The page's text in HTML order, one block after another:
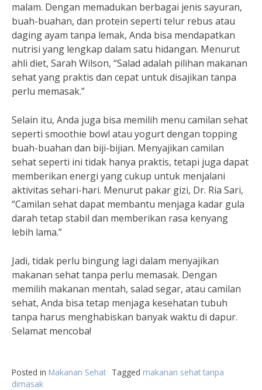
malam. Dengan memadukan berbagai jenis sayuran,
buah-buahan, dan protein seperti telur rebus atau
daging ayam tanpa lemak, Anda bisa mendapatkan
nutrisi yang lengkap dalam satu hidangan. Menurut
ahli diet, Sarah Wilson, “Salad adalah pilihan makanan
sehat yang praktis dan cepat untuk disajikan tanpa
perlu memasak.”
Selain itu, Anda juga bisa memilih menu camilan sehat
seperti smoothie bowl atau yogurt dengan topping
buah-buahan dan biji-bijian. Menyajikan camilan
sehat seperti ini tidak hanya praktis, tetapi juga dapat
memberikan energi yang cukup untuk menjalani
aktivitas sehari-hari. Menurut pakar gizi, Dr. Ria Sari,
“Camilan sehat dapat membantu menjaga kadar gula
darah tetap stabil dan memberikan rasa kenyang
lebih lama.”
Jadi, tidak perlu bingung lagi dalam menyajikan
makanan sehat tanpa perlu memasak. Dengan
memilih makanan mentah, salad segar, atau camilan
sehat, Anda bisa tetap menjaga kesehatan tubuh
tanpa harus menghabiskan banyak waktu di dapur.
Selamat mencoba!
Posted in Makanan Sehat Tagged makanan sehat tanpa
dimasak